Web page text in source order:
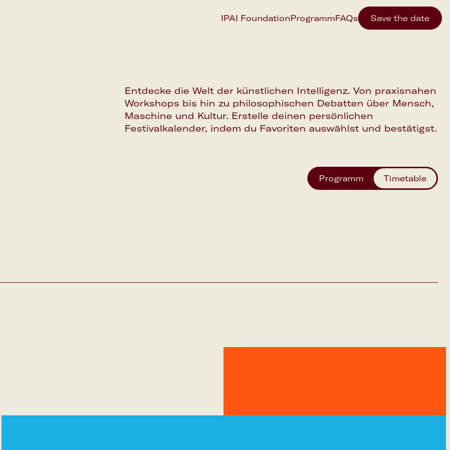
IPAI FoundationProgrammFAQs Save the date
Entdecke die Welt der künstlichen Intelligenz. Von praxisnahen
Workshops bis hin zu philosophischen Debatten über Mensch,
Maschine und Kultur. Erstelle deinen persönlichen
Festivalkalender, indem du Favoriten auswählst und bestätigst.
Programm Timetable